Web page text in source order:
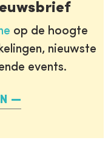
op de hoogte
nieuwste
events.